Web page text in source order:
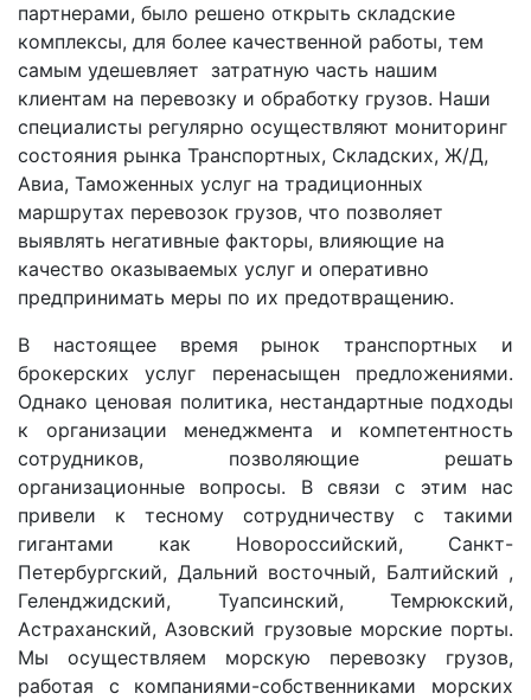
партнерами, было решено открыть складские
комплексы, для более качественной работы, тем
самым удешевляет затратную часть нашим
клиентам на перевозку и обработку грузов. Наши
специалисты регулярно осуществляют мониторинг
состояния рынка Транспортных, Складских, Ж/Д,
Авиа, Таможенных услуг на традиционных
маршрутах перевозок грузов, что позволяет
выявлять негативные факторы, влияющие на
качество оказываемых услуг и оперативно
предпринимать меры по их предотвращению.
В настоящее время рынок транспортных и
брокерских услуг перенасыщен предложениями.
Однако ценовая политика, нестандартные подходы
к организации менеджмента и компетентность
сотрудников, позволяющие решать
организационные вопросы. В связи с этим нас
привели к тесному сотрудничеству с такими
гигантами как Новороссийский, Санкт-
Петербургский, Дальний восточный, Балтийский ,
Геленджидский, Туапсинский, Темрюкский,
Астраханский, Азовский грузовые морские порты.
Мы осуществляем морскую перевозку грузов,
работая с компаниями-собственниками морских